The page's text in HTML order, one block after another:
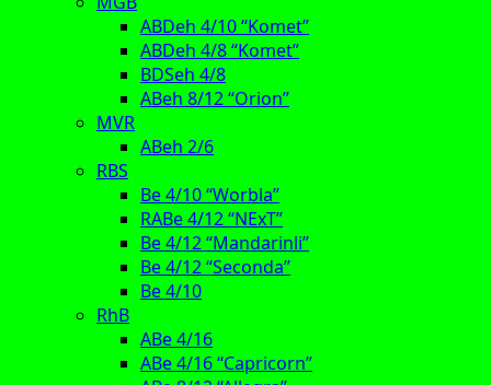
ABDeh 4/10 “Komet”
ABDeh 4/8 “Komet”
BDSeh 4/8
ABeh 8/12 “Orion”
MVR
ABeh 2/6
RBS
Be 4/10 “Worbla”
RABe 4/12 “NExT”
Be 4/12 “Mandarinli”
Be 4/12 “Seconda”
Be 4/10
RhB
ABe 4/16
ABe 4/16 “Capricorn”